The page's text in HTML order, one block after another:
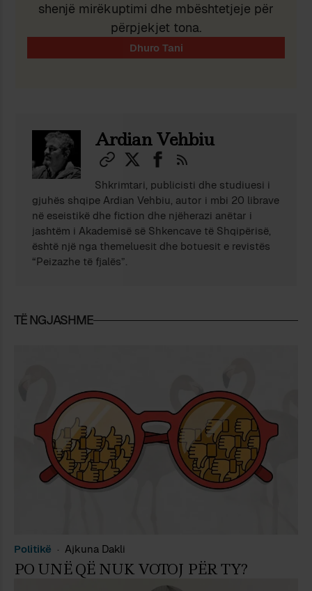
shenjë mirëkuptimi dhe mbështetjeje për
përpjekjet tona.
Ardian Vehbiu
Shkrimtari, publicisti dhe studiuesi i
gjuhës shqipe Ardian Vehbiu, autor i mbi 20 librave
në eseistikë dhe fiction dhe njëherazi anëtar i
jashtëm i Akademisë së Shkencave të Shqipërisë,
është një nga themeluesit dhe botuesit e revistës
“Peizazhe të fjalës”.
TË NGJASHME
Politikë Ajkuna Dakli
PO UNË QË NUK VOTOJ PËR TY?